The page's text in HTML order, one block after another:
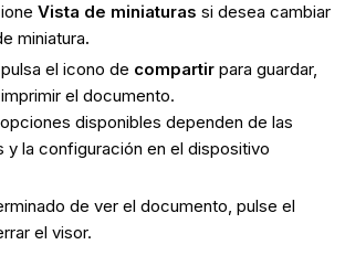
Vista de miniaturas si desea cambiar
miniatura.
el icono de compartirpara guardar,
el documento.
disponibles dependen de las
y la configuración en el dispositivo
de ver el documento, pulse el
el visor.